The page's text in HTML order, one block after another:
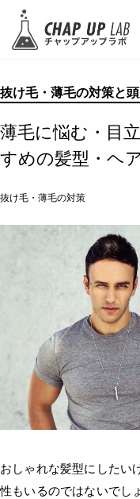
抜け毛・薄毛の対策と
薄毛に悩む・目
すめの髪型・ヘ
抜け毛・薄毛の対策
おしゃれな髪型にしたい
性もいるのではないでし